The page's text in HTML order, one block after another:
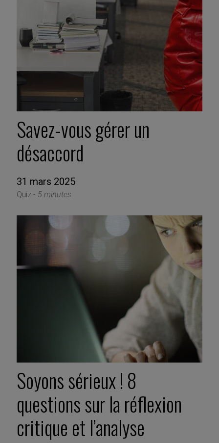
Savez-vous gérer un
désaccord
31 mars 2025
Quiz - 5 minutes
Soyons sérieux ! 8
questions sur la réflexion
critique et l’analyse